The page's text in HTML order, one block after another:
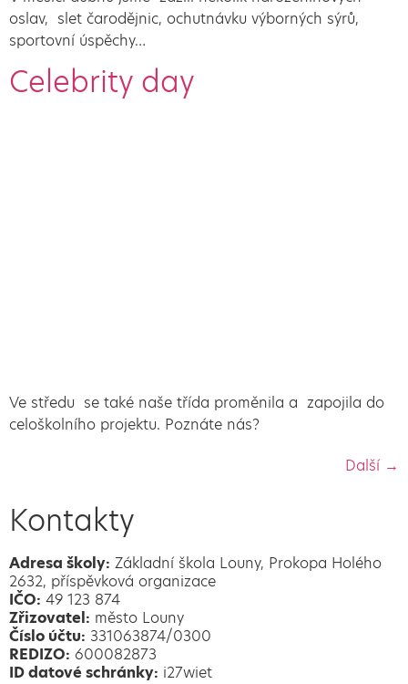
oslav, slet čarodějnic, ochutnávku výborných sýrů,
sportovní úspěchy…
Celebrity day
Ve středu se také naše třída proměnila a zapojila do
celoškolního projektu. Poznáte nás?
Další →
Kontakty
Adresa školy: Základní škola Louny, Prokopa Holého
2632, příspěvková organizace
IČO: 49 123 874
Zřizovatel: město Louny
Číslo účtu: 331063874/0300
REDIZO: 600082873
ID datové schránky: i27wiet